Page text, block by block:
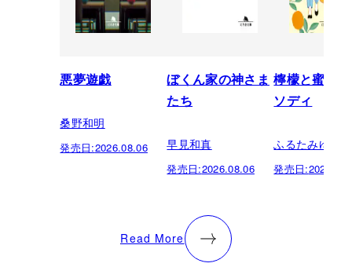
悪夢遊戯
桑野和明
発売日:2026.08.06
ぼくん家の神さま
たち
早見和真
発売日:2026.08.06
檸檬と蜜柑
ソディ
ふるたみゆき
発売日:
Read More